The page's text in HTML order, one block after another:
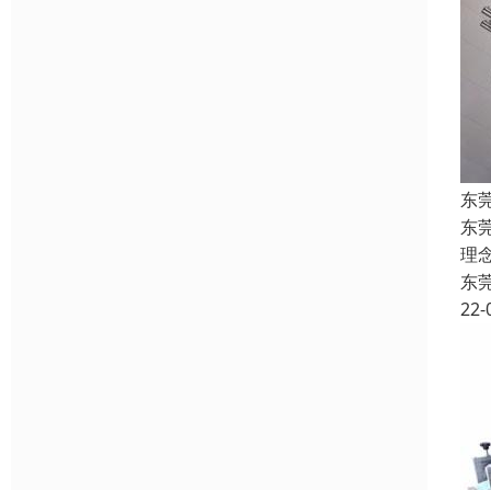
东
东
理
东
22-